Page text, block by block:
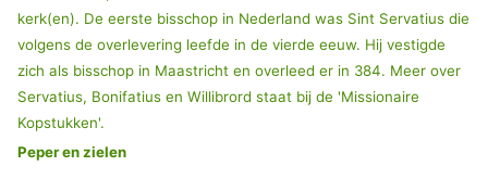
kerk(en). De eerste bisschop in Nederland was Sint Servatius die
volgens de overlevering leefde in de vierde eeuw. Hij vestigde
zich als bisschop in Maastricht en overleed er in 384. Meer over
Servatius, Bonifatius en Willibrord staat bij de 'Missionaire
Kopstukken'.
Peper en zielen